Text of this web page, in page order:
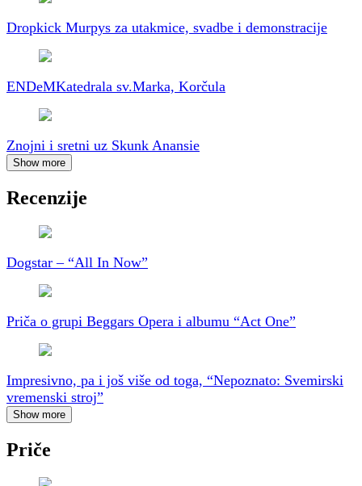
Dropkick Murpys za utakmice, svadbe i demonstracije
ENDeMKatedrala sv.Marka, Korčula
Znojni i sretni uz Skunk Anansie
Show more
Recenzije
Dogstar – “All In Now”
Priča o grupi Beggars Opera i albumu “Act One”
Impresivno, pa i još više od toga, “Nepoznato: Svemirski
vremenski stroj”
Show more
Priče